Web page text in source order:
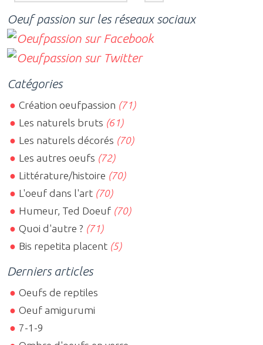
Oeuf passion sur les réseaux sociaux
Catégories
Création oeufpassion (71)
Les naturels bruts (61)
Les naturels décorés (70)
Les autres oeufs (72)
Littérature/histoire (70)
L'oeuf dans l'art (70)
Humeur, Ted Doeuf (70)
Quoi d'autre ? (71)
Bis repetita placent (5)
Derniers articles
Oeufs de reptiles
Oeuf amigurumi
7-1-9